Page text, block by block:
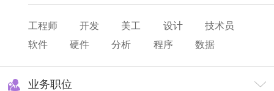
工程师 开发 美工 设计
技术员
软件
硬件 分析 程序
数据
业务职位